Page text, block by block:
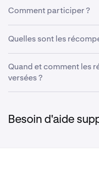
Pour être éligible à une
Résider dans une
Uni, le Canada et
Avoir un Beholder
Kraken
Effectuer un dépôt
équivalent dans un
Maintenir votre
Comment participer ?
Créez un compte
compte Kraken, puis
000 $ USD d'actifs
wallet dans n'importe
pendant la période de
dépôt dans le vault
Quelles sont les
Vous recevrez une
de votre Dépôt Net
Retraits Totaux
Quand et comment les
versées ?
de la période de
Besoin d'aide